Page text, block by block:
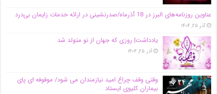
عناوین روزنامه‌های البرز در ‌18 آذرماه/صدرنشینی در ارائه خدمات زایمان بی‌درد
آذر ۲۵, ۱۴۰۴
یادداشت| روزی که جهان از نو متولد شد
آذر ۲۵, ۱۴۰۴
وقتی وقف چراغ امید نیازمندان می شود/ موقوفه ای پای
بیماران کلیوی ایستاد